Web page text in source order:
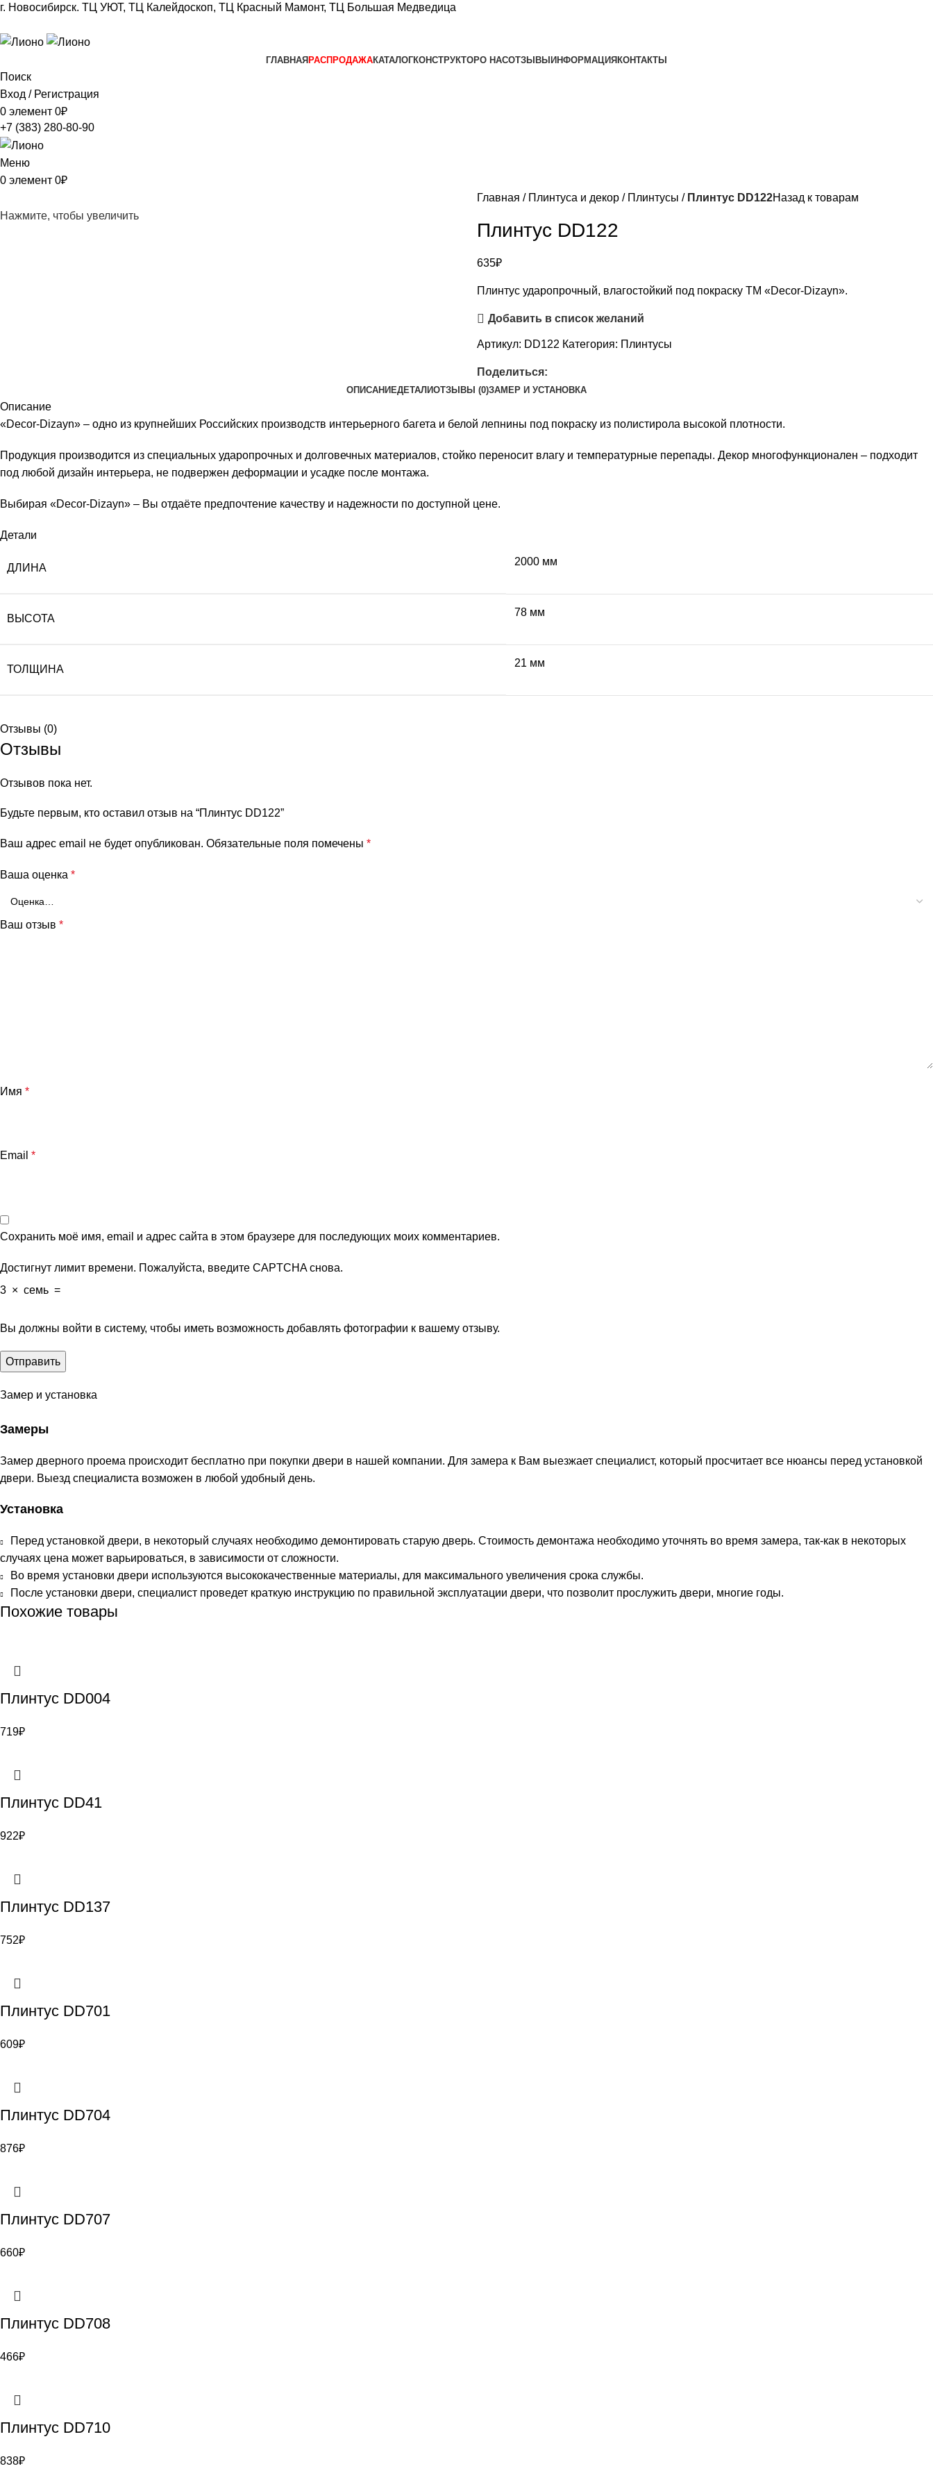
г. Новосибирск. ТЦ УЮТ, ТЦ Калейдоскоп, ТЦ Красный Мамонт, ТЦ Большая Медведица​
ГЛАВНАЯ РАСПРОДАЖАКАТАЛОГКОНСТРУКТОРО НАСОТЗЫВЫ ИНФОРМАЦИЯ КОНТАКТЫ
Поиск
Вход / Регистрация
0 элемент 0₽
+7 (383) 280-80-90
Меню
0 элемент 0₽
Нажмите, чтобы увеличить
Главная Плинтуса и декор Плинтусы Плинтус DD122Назад к товарам
Плинтус DD122
635₽
Плинтус ударопрочный, влагостойкий под покраску ТМ «Decor-Dizayn».
Добавить в список желаний
Артикул: DD122 Категория: Плинтусы
Поделиться:
ОПИСАНИЕДЕТАЛИОТЗЫВЫ (0)ЗАМЕР И УСТАНОВКА
Описание
«Decor-Dizayn» – одно из крупнейших Российских производств интерьерного багета и белой лепнины под покраску из полистирола высокой плотности.
Продукция производится из специальных ударопрочных и долговечных материалов, стойко переносит влагу и температурные перепады. Декор многофункционален – подходит
под любой дизайн интерьера, не подвержен деформации и усадке после монтажа.
Выбирая «Decor-Dizayn» – Вы отдаёте предпочтение качеству и надежности по доступной цене.
Детали
ДЛИНА
2000 мм
ВЫСОТА
78 мм
ТОЛЩИНА
21 мм
Отзывы (0)
Отзывы
Отзывов пока нет.
Будьте первым, кто оставил отзыв на “Плинтус DD122”
Ваш адрес email не будет опубликован. Обязательные поля помечены *
Ваша оценка *
Ваш отзыв *
Имя *
Email *
Сохранить моё имя, email и адрес сайта в этом браузере для последующих моих комментариев.
Достигнут лимит времени. Пожалуйста, введите CAPTCHA снова.
3 × семь =
Вы должны войти в систему, чтобы иметь возможность добавлять фотографии к вашему отзыву.
Замер и установка
Замеры
Замер дверного проема происходит бесплатно при покупки двери в нашей компании. Для замера к Вам выезжает специалист, который просчитает все нюансы перед установкой
двери. Выезд специалиста возможен в любой удобный день.
Установка
Перед установкой двери, в некоторый случаях необходимо демонтировать старую дверь. Стоимость демонтажа необходимо уточнять во время замера, так-как в некоторых
случаях цена может варьироваться, в зависимости от сложности.
Во время установки двери используются высококачественные материалы, для максимального увеличения срока службы.
После установки двери, специалист проведет краткую инструкцию по правильной эксплуатации двери, что позволит прослужить двери, многие годы.
Похожие товары
Плинтус DD004
719₽
Плинтус DD41
922₽
Плинтус DD137
752₽
Плинтус DD701
609₽
Плинтус DD704
876₽
Плинтус DD707
660₽
Плинтус DD708
466₽
Плинтус DD710
838₽